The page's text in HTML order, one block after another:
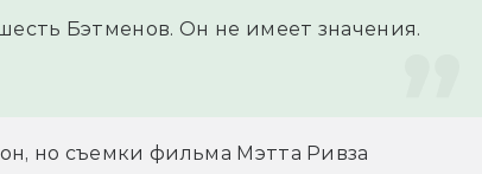
Бэтменов. Он не имеет значения.
но съемки фильма Мэтта Ривза